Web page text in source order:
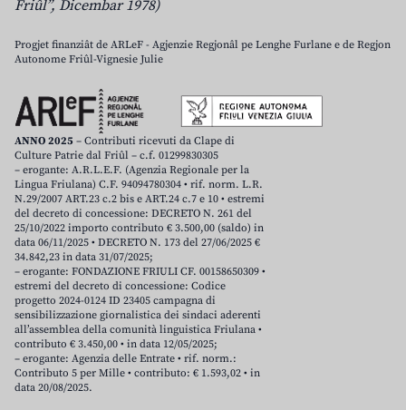
Friûl”, Dicembar 1978)
Progjet finanziât de ARLeF - Agjenzie Regjonâl pe Lenghe Furlane e de Regjon
Autonome Friûl-Vignesie Julie
ANNO 2025 – Contributi ricevuti da Clape di
Culture Patrie dal Friûl – c.f. 01299830305
– erogante: A.R.L.E.F. (Agenzia Regionale per la
Lingua Friulana) C.F. 94094780304 • rif. norm. L.R.
N.29/2007 ART.23 c.2 bis e ART.24 c.7 e 10 • estremi
del decreto di concessione: DECRETO N. 261 del
25/10/2022 importo contributo € 3.500,00 (saldo) in
data 06/11/2025 • DECRETO N. 173 del 27/06/2025 €
34.842,23 in data 31/07/2025;
– erogante: FONDAZIONE FRIULI CF. 00158650309 •
estremi del decreto di concessione: Codice
progetto 2024-0124 ID 23405 campagna di
sensibilizzazione giornalistica dei sindaci aderenti
all’assemblea della comunità linguistica Friulana •
contributo € 3.450,00 • in data 12/05/2025;
– erogante: Agenzia delle Entrate • rif. norm.:
Contributo 5 per Mille • contributo: € 1.593,02 • in
data 20/08/2025.